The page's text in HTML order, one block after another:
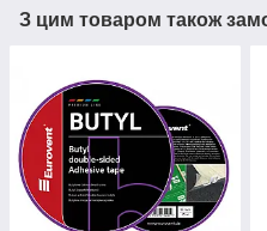
З цим товаром також